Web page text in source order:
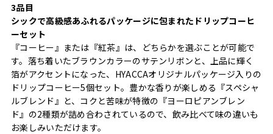
3品目
シックで高級感あふれるパッケージに包まれたドリップコーヒ
ーセット
『コーヒー』または『紅茶』は、どちらかを選ぶことが可能で
す。落ち着いたブラウンカラーのサテンリボンと、上品に輝く
箔がアクセントになった、HYACCAオリジナルパッケージ入りの
ドリップコーヒー5個セット。豊かな香りが楽しめる『スペシャ
ルブレンド』と、コクと苦味が特徴の『ヨーロピアンブレン
ド』の2種類が詰め合わされているので、飲み比べて味の違いも
お楽しみいただけます。